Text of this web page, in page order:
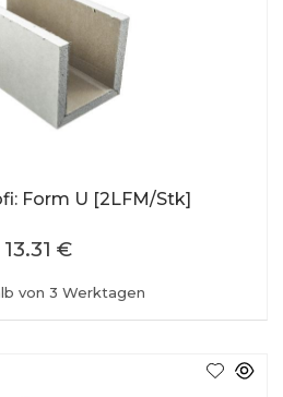
Form U [2LFM/Stk]
von 3 Werktagen
13.31 €